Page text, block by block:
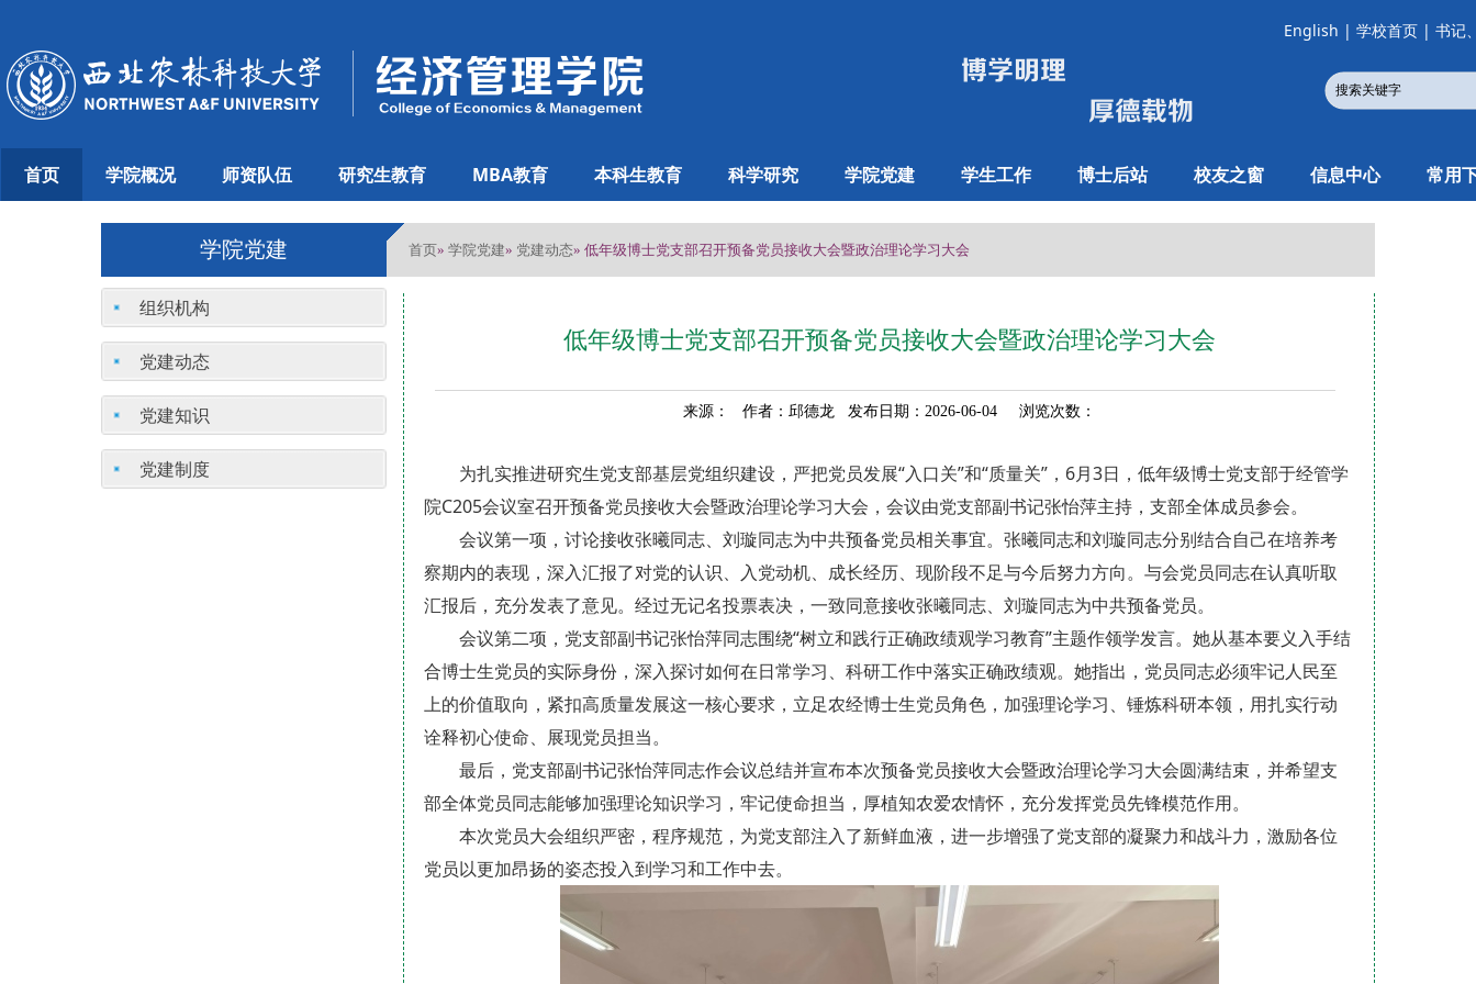
English | 学校首页 | 书记
首页 学院概况 师资队伍 研究生教育 MBA教育 本科生教育 科学研究 学院党建 学生工作 博士后站 校友之窗 信息中心 常用
学院党建 首页» 学院党建» 党建动态» 低年级博士党支部召开预备党员接收大会暨政治理论学习大会
组织机构
党建动态
党建知识
党建制度
低年级博士党支部召开预备党员接收大会暨政治理论学习大会
来源： 作者：邱德龙 发布日期：2026-06-04 浏览次数：
为扎实推进研究生党支部基层党组织建设，严把党员发展“入口关”和“质量关”，6月3日，低年级博士党支部于经管学
院C205会议室召开预备党员接收大会暨政治理论学习大会，会议由党支部副书记张怡萍主持，支部全体成员参会。
会议第一项，讨论接收张曦同志、刘璇同志为中共预备党员相关事宜。张曦同志和刘璇同志分别结合自己在培养考
察期内的表现，深入汇报了对党的认识、入党动机、成长经历、现阶段不足与今后努力方向。与会党员同志在认真听取
汇报后，充分发表了意见。经过无记名投票表决，一致同意接收张曦同志、刘璇同志为中共预备党员。
会议第二项，党支部副书记张怡萍同志围绕“树立和践行正确政绩观学习教育”主题作领学发言。她从基本要义入手结
合博士生党员的实际身份，深入探讨如何在日常学习、科研工作中落实正确政绩观。她指出，党员同志必须牢记人民至
上的价值取向，紧扣高质量发展这一核心要求，立足农经博士生党员角色，加强理论学习、锤炼科研本领，用扎实行动
诠释初心使命、展现党员担当。
最后，党支部副书记张怡萍同志作会议总结并宣布本次预备党员接收大会暨政治理论学习大会圆满结束，并希望支
部全体党员同志能够加强理论知识学习，牢记使命担当，厚植知农爱农情怀，充分发挥党员先锋模范作用。
本次党员大会组织严密，程序规范，为党支部注入了新鲜血液，进一步增强了党支部的凝聚力和战斗力，激励各位
党员以更加昂扬的姿态投入到学习和工作中去。